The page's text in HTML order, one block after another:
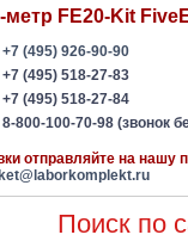
метр FE20-Kit
(495) 926-90-90
(495) 518-27-83
(495) 518-27-84
8-800-100-70-98 (звонок
отправляйте на нашу
Поиск по